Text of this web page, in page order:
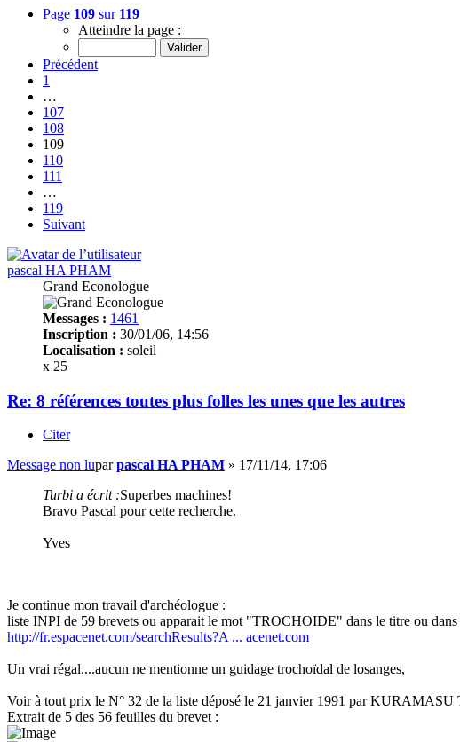
Page 109 sur 119
Atteindre la page :
Précédent
1
…
107
108
109
110
111
…
119
Suivant
pascal HA PHAM
Grand Econologue
Messages : 1461
Inscription : 30/01/06, 14:56
Localisation : soleil
x 25
Re: 8 références toutes plus folles les unes que les autres
Citer
Message non luparpascal HA PHAM » 17/11/14, 17:06
Turbi a écrit :Superbes machines!
Bravo Pascal pour cette recherche.
Yves
Je continue mon travail d'archéologue :
liste INPI de 59 brevets ou apparait le mot "TROCHOIDE" dans le titre ou dans
http://fr.espacenet.com/searchResults?A ... acenet.com
Un vrai régal....aucun ne mentionne un guidage trochoïdal de losanges,
Voir à tout prix le N° 32 de la liste déposé le 21 janvier 1991 par
Extrait de 5 des 56 feuilles du brevet :